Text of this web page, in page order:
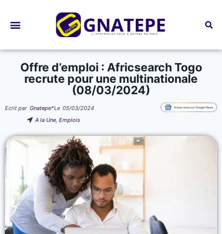
Offre d’emploi : Africsearch Togo
recrute pour une multinationale
(08/03/2024)
Ecrit par Gnatepe*Le 05/03/2024
A la Une,Emplois